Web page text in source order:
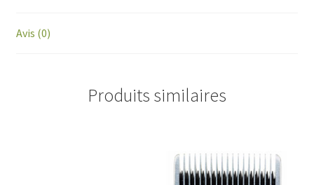
Avis (0)
Produits similaires